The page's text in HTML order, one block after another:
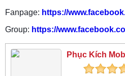
Fanpage: https://
Group: https://
Phục Kích